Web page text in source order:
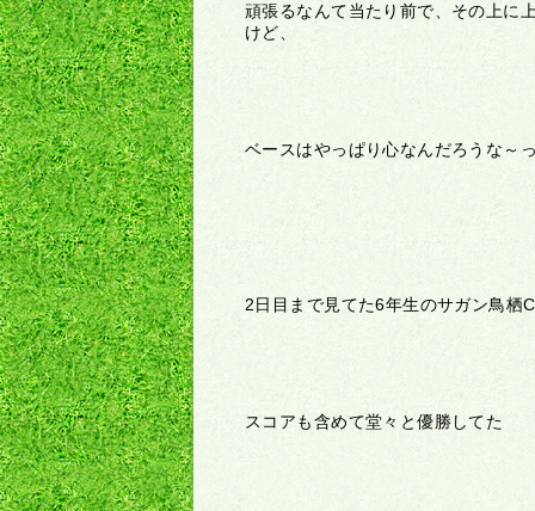
頑張るなんて当たり前で、その上に
けど、
ベースはやっぱり心なんだろうな～
2日目まで見てた6年生のサガン鳥栖
スコアも含めて堂々と優勝してた